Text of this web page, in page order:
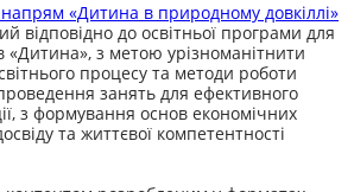
напрям «Дитина в природному довкіллі»
відповідно до освітньої програми для
«Дитина», з метою урізноманітнити
процесу та методи роботи
занять для ефективного
з формування основ економічних
та життєвої компетентності